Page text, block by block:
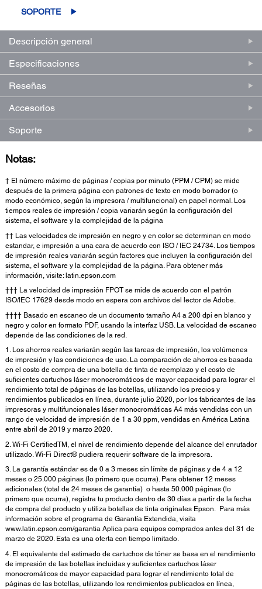
SOPORTE
Descripción general
Especificaciones
Reseñas
Accesorios
Soporte
Notas:
† El número máximo de páginas / copias por minuto (PPM / CPM) se mide
después de la primera página con patrones de texto en modo borrador (o
modo económico, según la impresora / multifuncional) en papel normal. Los
tiempos reales de impresión / copia variarán según la configuración del
sistema, el software y la complejidad de la página
†† Las velocidades de impresión en negro y en color se determinan en modo
estandar, e impresión a una cara de acuerdo con ISO / IEC 24734. Los tiempos
de impresión reales variarán según factores que incluyen la configuración del
sistema, el software y la complejidad de la página. Para obtener más
información, visite: latin.epson.com
††† La velocidad de impresión FPOT se mide de acuerdo con el patrón
ISO/IEC 17629 desde modo en espera con archivos del lector de Adobe.
†††† Basado en escaneo de un documento tamaño A4 a 200 dpi en blanco y
negro y color en formato PDF, usando la interfaz USB. La velocidad de escaneo
depende de las condiciones de la red.
1. Los ahorros reales variarán según las tareas de impresión, los volúmenes
de impresión y las condiciones de uso. La comparación de ahorros es basada
en el costo de compra de una botella de tinta de reemplazo y el costo de
suficientes cartuchos láser monocromáticos de mayor capacidad para lograr el
rendimiento total de páginas de las botellas, utilizando los precios y
rendimientos publicados en línea, durante julio 2020, por los fabricantes de las
impresoras y multifuncionales láser monocromáticas A4 más vendidas con un
rango de velocidad de impresión de 1 a 30 ppm, vendidas en América Latina
entre abril de 2019 y marzo 2020.
2. Wi-Fi CertifiedTM, el nivel de rendimiento depende del alcance del enrutador
utilizado. Wi-Fi Direct® pudiera requerir software de la impresora.
3. La garantía estándar es de 0 a 3 meses sin límite de páginas y de 4 a 12
meses o 25.000 páginas (lo primero que ocurra). Para obtener 12 meses
adicionales (total de 24 meses de garantía) o hasta 50.000 páginas (lo
primero que ocurra), registra tu producto dentro de 30 días a partir de la fecha
de compra del producto y utiliza botellas de tinta originales Epson. Para más
información sobre el programa de Garantía Extendida, visita
www.latin.epson.com/garantia Aplica para equipos comprados antes del 31 de
marzo de 2020. Esta es una oferta con tiempo limitado.
4. El equivalente del estimado de cartuchos de tóner se basa en el rendimiento
de impresión de las botellas incluidas y suficientes cartuchos láser
monocromáticos de mayor capacidad para lograr el rendimiento total de
páginas de las botellas, utilizando los rendimientos publicados en línea,